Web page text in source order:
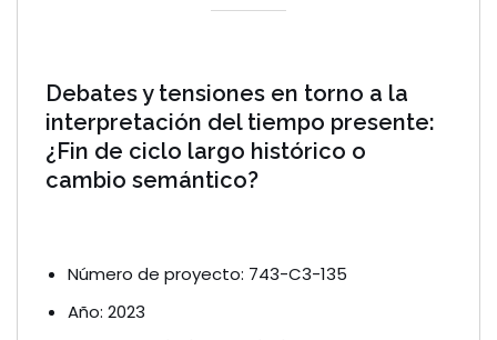
Debates y tensiones en torno a la
interpretación del tiempo presente:
¿Fin de ciclo largo histórico o
cambio semántico?
Número de proyecto: 743-C3-135
Año: 2023